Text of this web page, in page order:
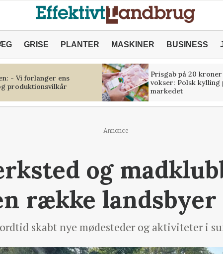
GRISE PLANTER MASKINER BUSINESS
- Vi forlanger ens
produktionsvilkår
Prisgab på 20
vokser: Polsk kylling
markedet
Annonce
og
række landsbyer
skabt nye mødesteder og aktiviteter i